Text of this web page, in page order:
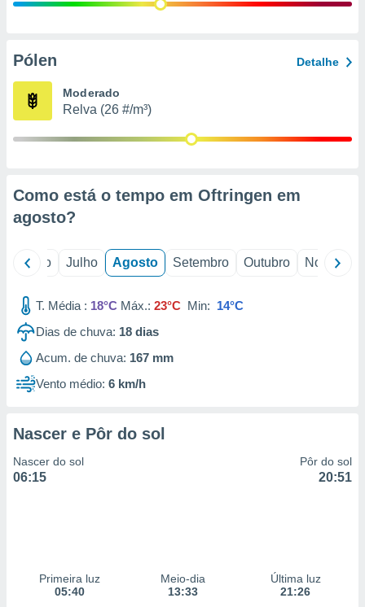
e
de
Pólen Detalhe
Moderado
Relva (26 #/m³)
Como está o tempo em Oftringen em
agosto?
Junho Julho Agosto Setembro Outubro Novembro
T. Média : 18°C Máx.: 23°C Min: 14°C
Dias de chuva: 18 dias
Acum. de chuva: 167 mm
Vento médio: 6 km/h
Nascer e Pôr do sol
Nascer do sol
06:15
Pôr do sol
20:51
Primeira luz
05:40
Meio-dia
13:33
Última luz
21:26